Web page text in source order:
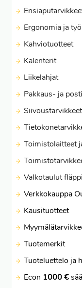
Ergonomia ja
Kahviotuotteet
Kalenterit
Liikelahjat
Pakkaus- ja
Toimistolaitteet
Valkotaulut
Verkkokauppa
Kausituotteet
Tuotemerkit
Tuoteluettelo ja
Econ 1000 €